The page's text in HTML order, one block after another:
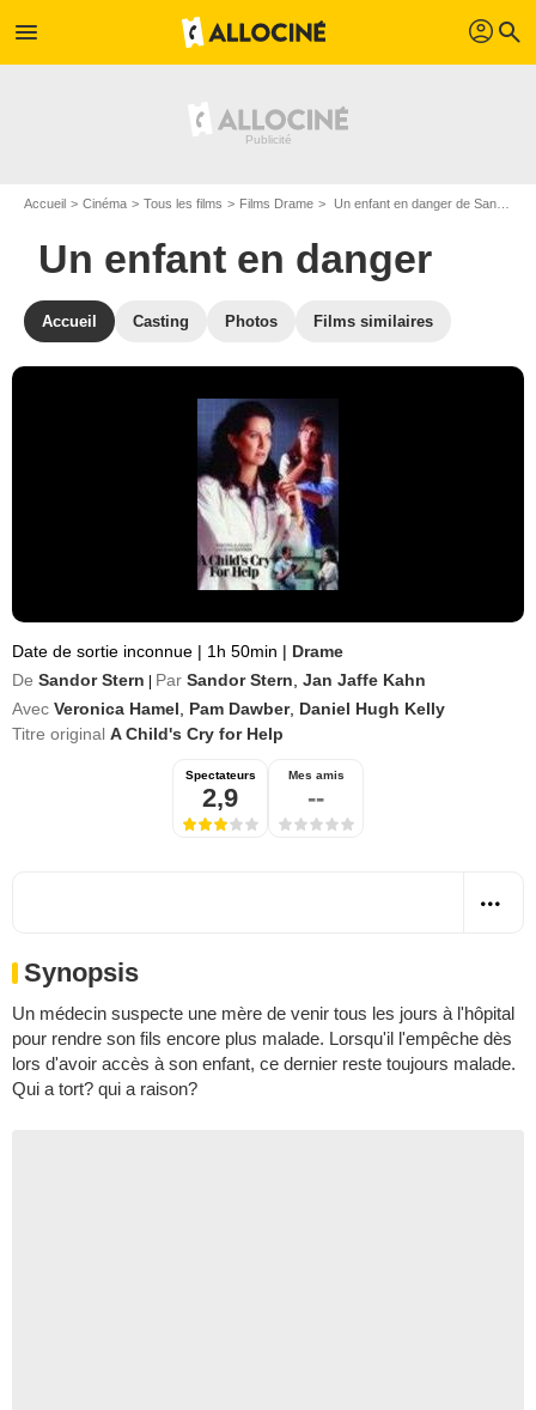
menu profil search
Accueil Cinéma Tous les films Films Drame Un enfant en danger de Sandor Stern
Un enfant en danger
Accueil Casting Photos Films similaires
Date de sortie inconnue | 1h 50min | Drame
De Sandor Stern Par Sandor Stern Jan Jaffe Kahn
Avec Veronica Hamel Pam Dawber, Daniel Hugh Kelly
Titre original A Child's Cry for Help
Spectateurs
2,9
Mes amis
--
Synopsis
Un médecin suspecte une mère de venir tous les jours à l'hôpital
pour rendre son fils encore plus malade. Lorsqu'il l'empêche dès
lors d'avoir accès à son enfant, ce dernier reste toujours malade.
Qui a tort? qui a raison?